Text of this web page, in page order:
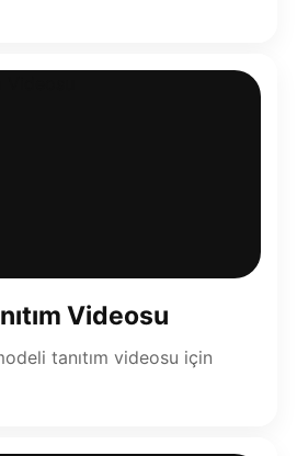
Videosu
tanıtım videosu için